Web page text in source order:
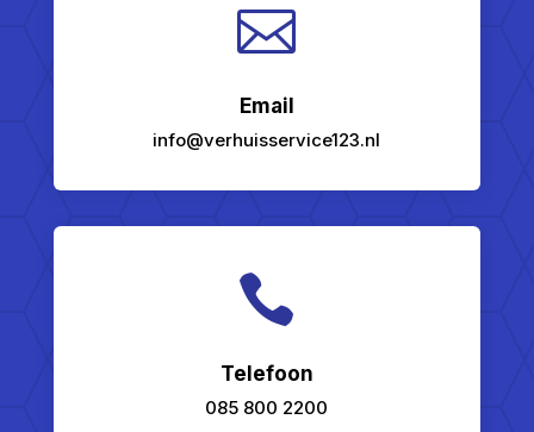

Email
info@verhuisservice123.nl

Telefoon
085 800 2200